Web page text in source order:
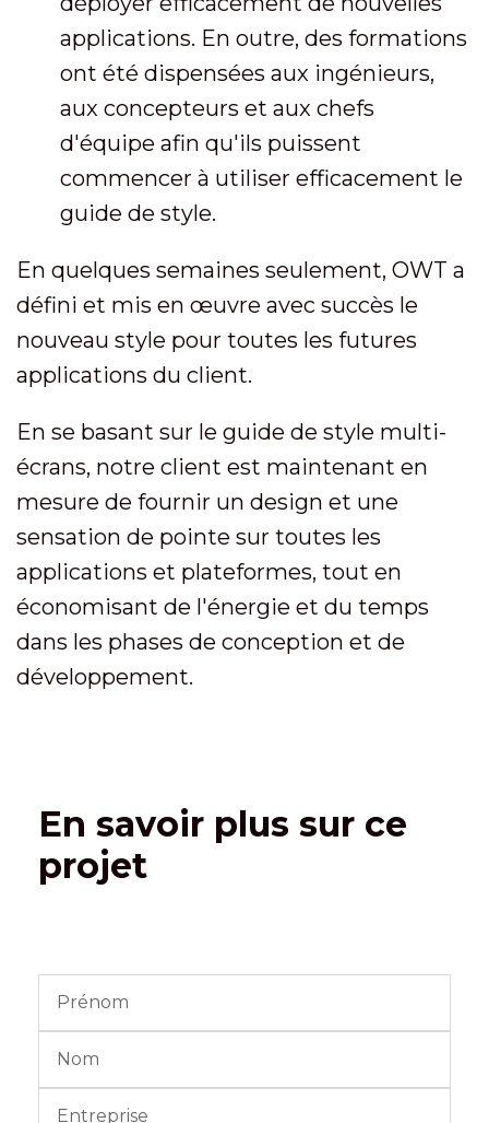
applications. En outre, des formations
ont été dispensées aux ingénieurs,
aux concepteurs et aux chefs
d'équipe afin qu'ils puissent
commencer à utiliser efficacement le
guide de style.
En quelques semaines seulement, OWT a
défini et mis en œuvre avec succès le
nouveau style pour toutes les futures
applications du client.
En se basant sur le guide de style multi-
écrans, notre client est maintenant en
mesure de fournir un design et une
sensation de pointe sur toutes les
applications et plateformes, tout en
économisant de l'énergie et du temps
dans les phases de conception et de
développement.
En savoir plus sur ce
projet